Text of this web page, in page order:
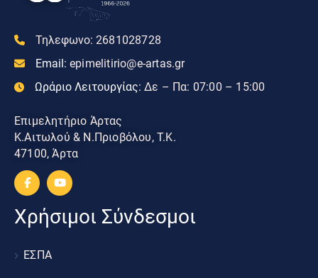
Τηλεφωνο: 2681028728
Email: epimelitirio@e-artas.gr
Ωράριο Λειτουργίας: Δε – Πα: 07:00 – 15:00
Επιμελητήριο Άρτας
Κ.Αιτωλού & Ν.Πριοβόλου, Τ.Κ.
47100, Άρτα
Χρήσιμοι Σύνδεσμοι
ΕΣΠΑ